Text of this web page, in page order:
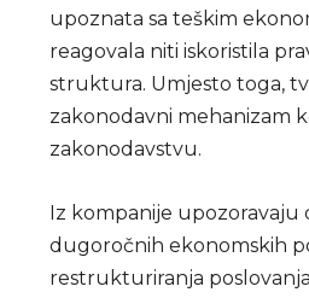
upoznata sa teškim
reagovala niti iskoristila
struktura. Umjesto toga,
zakonodavni mehanizam
zakonodavstvu.
Iz kompanije upozoravaju
dugoročnih ekonomskih
restrukturiranja